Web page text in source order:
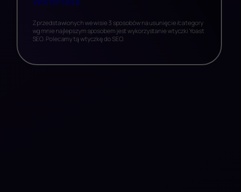
Z przedstawionych we wisie 3 sposobów na usunięcie /category
wg mnie najlepszym sposobem jest wykorzystanie wtyczki Yoast
SEO. Polecamy tą wtyczkę do SEO.